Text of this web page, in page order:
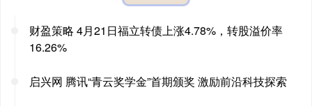
财盈策略 4月21日福立转债上涨4.78%，转股溢价率
16.26%
启兴网 腾讯“青云奖学金”首期颁奖 激励前沿科技探索